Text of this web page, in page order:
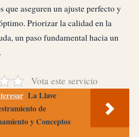
que aseguren un ajuste perfecto y
Priorizar la calidad en la
un paso fundamental hacia un
Vota este servicio
La Llave
de
y Conceptos